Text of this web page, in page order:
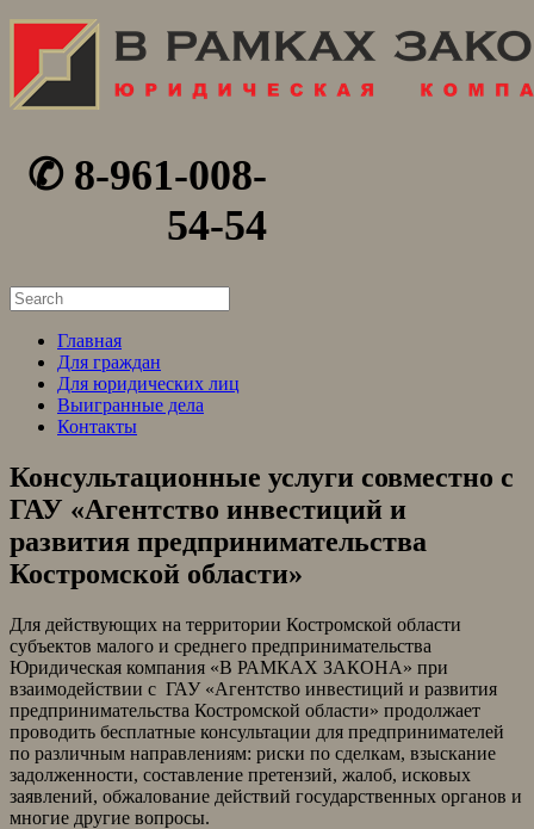
✆ 8-961-008-
54-54
Search
for:
Главная
Для граждан
Для юридических лиц
Выигранные дела
Контакты
Консультационные услуги совместно с
ГАУ «Агентство инвестиций и
развития предпринимательства
Костромской области»
Для действующих на территории Костромской области
субъектов малого и среднего предпринимательства
Юридическая компания «В РАМКАХ ЗАКОНА» при
взаимодействии с ГАУ «Агентство инвестиций и развития
предпринимательства Костромской области» продолжает
проводить бесплатные консультации для предпринимателей
по различным направлениям: риски по сделкам, взыскание
задолженности, составление претензий, жалоб, исковых
заявлений, обжалование действий государственных органов и
многие другие вопросы.